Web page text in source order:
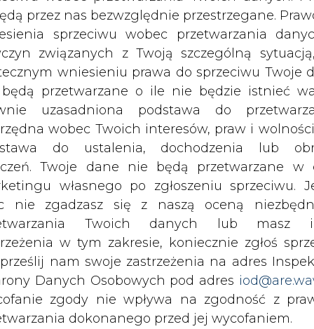
sprzeciwu wobec przetwarzania
związanych z Twoją szczególną
wniesieniu prawa do sprzeciwu Twoje
przetwarzane o ile nie będzie istnieć
uzasadniona podstawa do
wobec Twoich interesów, praw i
do ustalenia, dochodzenia lub
Twoje dane nie będą przetwarzane w
własnego po zgłoszeniu sprzeciwu.
nie zgadzasz się z naszą oceną
Twoich danych lub masz
w tym zakresie, koniecznie zgłoś
nam swoje zastrzeżenia na adres
Danych Osobowych pod adres
zgody nie wpływa na zgodność z
dokonanego przed jej wycofaniem.
PODPIS
Przesłanie komentarza oznacza akceptację zasad korzystania
z portalu cire.pl
wyślij